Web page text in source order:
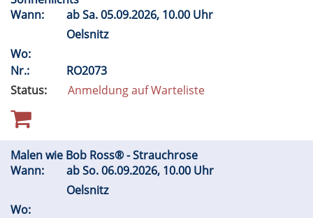
Wann:
abSa.05.09.2026, 10.00 Uhr
Oelsnitz
Wo:
Nr.:
RO2073
Status:
Anmeldung auf Warteliste
Malen wie Bob Ross® - Strauchrose
Wann:
abSo.06.09.2026, 10.00 Uhr
Oelsnitz
Wo: